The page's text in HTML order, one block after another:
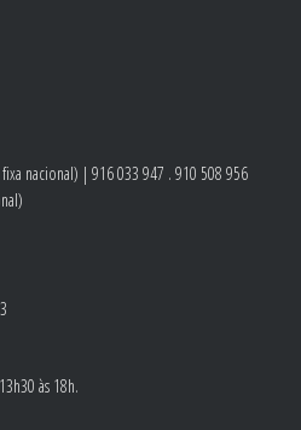
nacional) | 916 033 947 . 910 508 956
às 18h.